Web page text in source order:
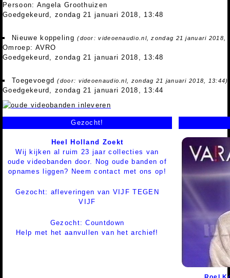
Persoon: Angela Groothuizen
Goedgekeurd, zondag 21 januari 2018, 13:48
Nieuwe koppeling(door: videoenaudio.nl, zondag 21 januari 2018,
Omroep: AVRO
Goedgekeurd, zondag 21 januari 2018, 13:48
Toegevoegd(door: videoenaudio.nl, zondag 21 januari 2018, 13:44)
Goedgekeurd, zondag 21 januari 2018, 13:44
Gezocht!
Heel Holland Zoekt
Wij kijken al ruim 23 jaar collecties van
oude videobanden door. Nog oude banden of
opnames liggen? Neem contact met ons op!
Gezocht: afleveringen van VIJF TEGEN
VIJF
Gezocht: Countdown
Help met het aanvullen van het archief!